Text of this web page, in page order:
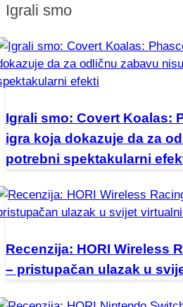
Igrali smo
Igrali smo: Covert Koalas:
igra koja dokazuje da za
potrebni spektakularni
Recenzija: HORI Wireless
– pristupačan ulazak u